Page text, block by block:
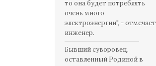
то она будет потреблять
очень много
электроэнергии", - отмечает
инженер.
Бывший суворовец,
оставленный Родиной в